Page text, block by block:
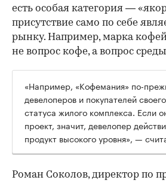
есть особая категория —
присутствие само по себе
рынку. Например, марка
не вопрос кофе, а вопрос
«Например, «Кофемания» по-
девелоперов и покупателей
статуса жилого комплекса. Если
проект, значит, девелопер
продукт высокого уровня», —
Роман Соколов, директор по